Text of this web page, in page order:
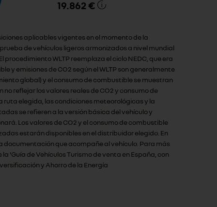
19.862 €
aplicables vigentes en el momento de la
de vehículos ligeros armonizados a nivel mundial
procedimiento WLTP reemplaza el ciclo NEDC, que era
y emisiones de CO2 según el WLTP son generalmente
global) y el consumo de combustible se muestran
reflejar los valores reales de CO2 y consumo de
ruta elegida, las condiciones meteorológicas y la
se refieren a la versión básica del vehículo y
Los valores de CO2 y el consumo de combustible
estarán disponibles en el distribuidor elegido. En
documentación que acompañe al vehículo. Para más
'Guía de Vehículos Turismo de venta en España, con
y Ahorro de la Energía